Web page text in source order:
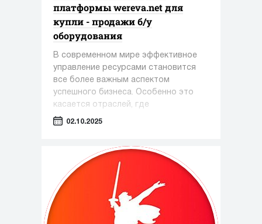
платформы wereva.net для
купли - продажи б/у
оборудования
В современном мире эффективное
управление ресурсами становится
все более важным аспектом
успешного бизнеса. Особенно это
касается отраслей, где
оборудование играет ключевую роль
промышленность.
02.10.2025